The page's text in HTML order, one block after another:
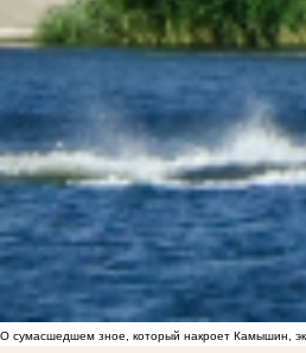
О сумасшедшем зное, который накроет Камышин,